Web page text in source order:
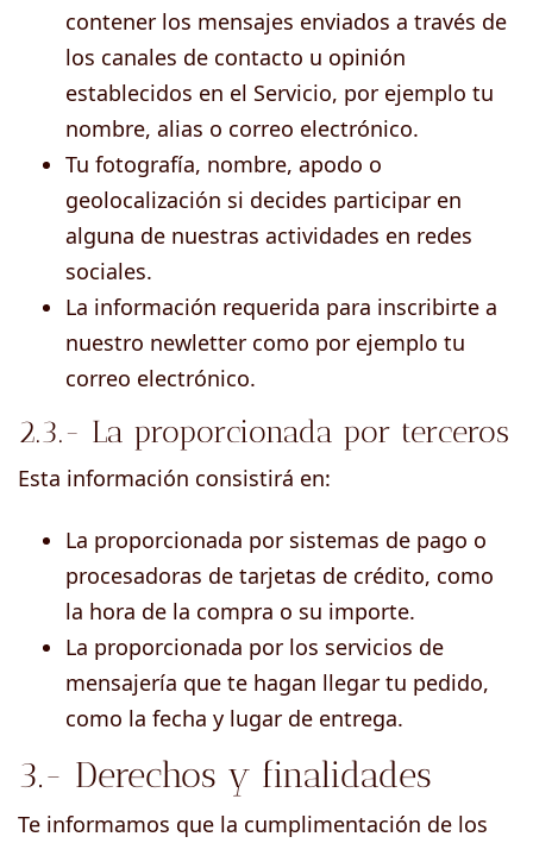
contener los mensajes enviados a través de
los canales de contacto u opinión
establecidos en el Servicio, por ejemplo tu
nombre, alias o correo electrónico.
Tu fotografía, nombre, apodo o
geolocalización si decides participar en
alguna de nuestras actividades en redes
sociales.
La información requerida para inscribirte a
nuestro newletter como por ejemplo tu
correo electrónico.
2.3.- La proporcionada por terceros
Esta información consistirá en:
La proporcionada por sistemas de pago o
procesadoras de tarjetas de crédito, como
la hora de la compra o su importe.
La proporcionada por los servicios de
mensajería que te hagan llegar tu pedido,
como la fecha y lugar de entrega.
3.- Derechos y finalidades
Te informamos que la cumplimentación de los